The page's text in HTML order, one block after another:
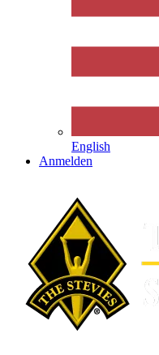
English
Anmelden